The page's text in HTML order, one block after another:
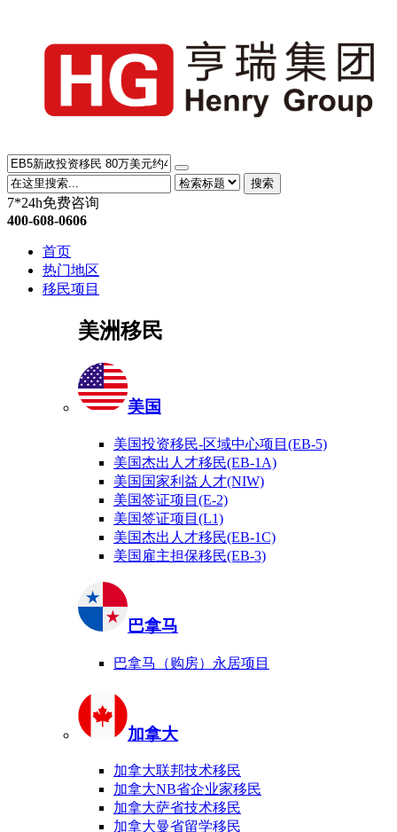
搜索
7*24h免费咨询
400-608-0606
首页
热门地区
移民项目
美洲移民
美国
美国投资移民-区域中心项目(EB-5)
美国杰出人才移民(EB-1A)
美国国家利益人才(NIW)
美国签证项目(E-2)
美国签证项目(L1)
美国杰出人才移民(EB-1C)
美国雇主担保移民(EB-3)
巴拿马
巴拿马（购房）永居项目
加拿大
加拿大联邦技术移民
加拿大NB省企业家移民
加拿大萨省技术移民
加拿大曼省留学移民